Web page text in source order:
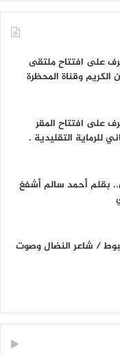
على افتتاح ملتقى
الكريم وقناة المحظرة
على افتتاح المقر
للرماية التقليدية .
بقلم أحمد سالم أشفغ
/ شاعر النضال وصوت